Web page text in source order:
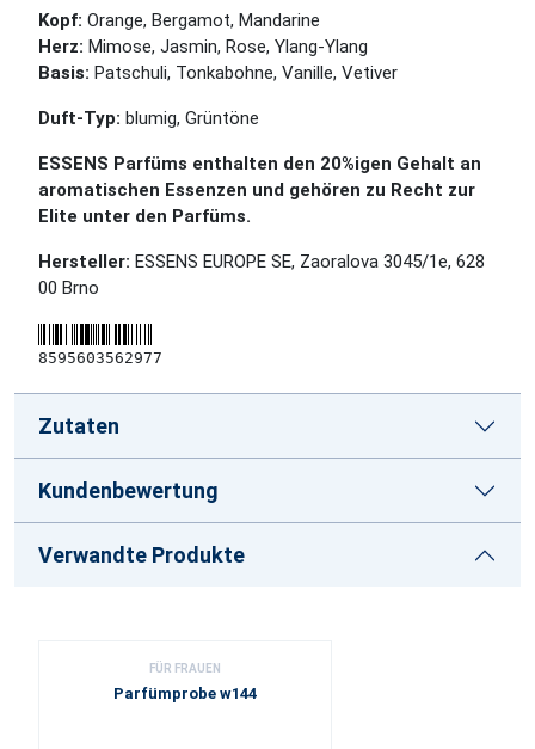
Kopf: Orange, Bergamot, Mandarine
Herz: Mimose, Jasmin, Rose, Ylang-Ylang
Basis: Patschuli, Tonkabohne, Vanille, Vetiver
Duft-Typ: blumig, Grüntöne
ESSENS Parfüms enthalten den 20%igen Gehalt an
aromatischen Essenzen und gehören zu Recht zur
Elite unter den Parfüms.
Hersteller: ESSENS EUROPE SE, Zaoralova 3045/1e, 628
00 Brno
8595603562977
Zutaten
Kundenbewertung
Verwandte Produkte
FÜR FRAUEN
Parfümprobe w144